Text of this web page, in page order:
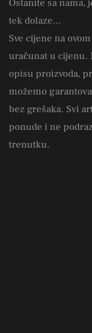
Ostanite sa nama,
tek dolaze...
Sve cijene na
uračunat u cijenu.
opisu proizvoda,
možemo
bez grešaka. Svi
ponude i ne
trenutku.